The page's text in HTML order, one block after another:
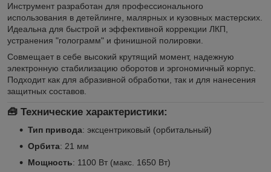
Инструмент разработан для профессионального
использования в детейлинге, малярных и кузовных мастерских.
Идеальна для быстрой и эффективной коррекции ЛКП,
устранения "голограмм" и финишной полировки.
Совмещает в себе высокий крутящий момент, надежную
электронную стабилизацию оборотов и эргономичный корпус.
Подходит как для абразивной обработки, так и для нанесения
защитных составов.
🧰 Технические характеристики:
Тип привода: эксцентриковый (орбитальный)
Орбита: 21 мм
Мощность: 1100 Вт (макс. 1650 Вт)